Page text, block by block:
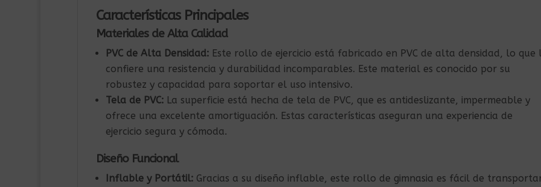
Características Principales
Materiales de Alta Calidad
PVC de Alta Densidad:Este rollo de ejercicio está fabricado en PVC de alta densidad, lo que
confiere una resistencia y durabilidad incomparables. Este material es conocido por su
robustez y capacidad para soportar el uso intensivo.
Tela de PVC:La superficie está hecha de tela de PVC, que es antideslizante, impermeable y
ofrece una excelente amortiguación. Estas características aseguran una experiencia de
ejercicio segura y cómoda.
Diseño Funcional
Inflable y Portátil:Gracias a su diseño inflable, este rollo de gimnasia es fácil de